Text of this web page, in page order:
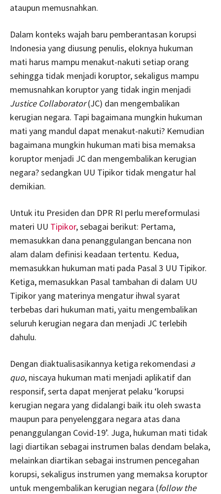
ataupun memusnahkan.
Dalam konteks wajah baru pemberantasan korupsi
Indonesia yang diusung penulis, eloknya hukuman
mati harus mampu menakut-nakuti setiap orang
sehingga tidak menjadi koruptor, sekaligus mampu
memusnahkan koruptor yang tidak ingin menjadi
Justice Collaborator(JC) dan mengembalikan
kerugian negara. Tapi bagaimana mungkin hukuman
mati yang mandul dapat menakut-nakuti? Kemudian
bagaimana mungkin hukuman mati bisa memaksa
koruptor menjadi JC dan mengembalikan kerugian
negara? sedangkan UU Tipikor tidak mengatur hal
demikian.
Untuk itu Presiden dan DPR RI perlu mereformulasi
materi UU Tipikor, sebagai berikut: Pertama,
memasukkan dana penanggulangan bencana non
alam dalam definisi keadaan tertentu. Kedua,
memasukkan hukuman mati pada Pasal 3 UU Tipikor.
Ketiga, memasukkan Pasal tambahan di dalam UU
Tipikor yang materinya mengatur ihwal syarat
terbebas dari hukuman mati, yaitu mengembalikan
seluruh kerugian negara dan menjadi JC terlebih
dahulu.
Dengan diaktualisasikannya ketiga rekomendasi a
quo, niscaya hukuman mati menjadi aplikatif dan
responsif, serta dapat menjerat pelaku ‘korupsi
kerugian negara yang didalangi baik itu oleh swasta
maupun para penyelenggara negara atas dana
penanggulangan Covid-19’. Juga, hukuman mati tidak
lagi diartikan sebagai instrumen balas dendam belaka,
melainkan diartikan sebagai instrumen pencegahan
korupsi, sekaligus instrumen yang memaksa koruptor
untuk mengembalikan kerugian negara (follow the